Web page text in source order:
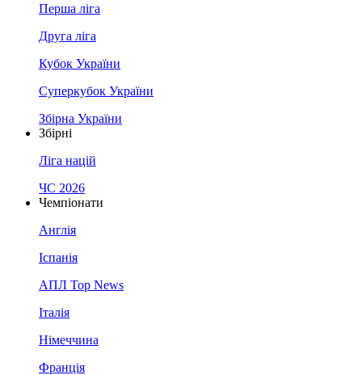
Перша ліга
Друга ліга
Кубок України
Суперкубок України
Збірна України
Збірні
Ліга націй
ЧС 2026
Чемпіонати
Англія
Іспанія
АПЛ Top News
Італія
Німеччина
Франція